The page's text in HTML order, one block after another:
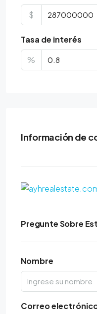
$
Tasa de interés
%
Información de
Pregunte Sobre
Nombre
Correo